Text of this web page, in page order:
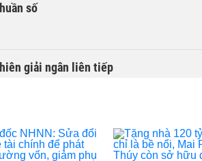
số
giải ngân liên tiếp
ngân hàng vẫn được chuyển nhượng